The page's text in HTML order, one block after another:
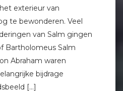
exterieur van
te bewonderen. Veel
van Salm gingen
Bartholomeus Salm
Abraham waren
bijdrage
[…]